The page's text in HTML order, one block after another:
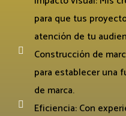
para que tus
atención de tu
Construcción de
para establecer una
de marca.
Eficiencia: Con